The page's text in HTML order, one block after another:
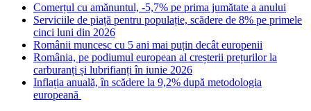
Comerțul cu amănuntul, -5,7% pe prima jumătate a anului
Serviciile de piață pentru populație, scădere de 8% pe primele
cinci luni din 2026
Românii muncesc cu 5 ani mai puțin decât europenii
România, pe podiumul european al creșterii prețurilor la
carburanți și lubrifianți în iunie 2026
Inflația anuală, în scădere la 9,2% după metodologia
europeană